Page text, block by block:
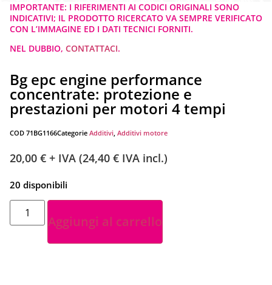
IMPORTANTE: I RIFERIMENTI AI CODICI ORIGINALI SONO
INDICATIVI; IL PRODOTTO RICERCATO VA SEMPRE VERIFICATO
CON L’IMMAGINE ED I DATI TECNICI FORNITI.
NEL DUBBIO, CONTATTACI.
Bg epc engine performance
concentrate: protezione e
prestazioni per motori 4 tempi
COD 71BG1166Categorie Additivi, Additivi motore
20,00 € + IVA (24,40 € IVA incl.)
20 disponibili
Aggiungi al carrello